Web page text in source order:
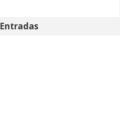
Entradas